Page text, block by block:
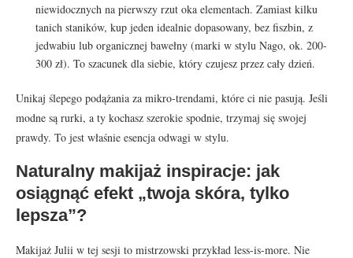
niewidocznych na pierwszy rzut oka elementach. Zamiast kilku
tanich staników, kup jeden idealnie dopasowany, bez fiszbin, z
jedwabiu lub organicznej bawełny (marki w stylu Nago, ok. 200-
300 zł). To szacunek dla siebie, który czujesz przez cały dzień.
Unikaj ślepego podążania za mikro-trendami, które ci nie pasują. Jeśli
modne są rurki, a ty kochasz szerokie spodnie, trzymaj się swojej
prawdy. To jest właśnie esencja odwagi w stylu.
Naturalny makijaż inspiracje: jak
osiągnąć efekt „twoja skóra, tylko
lepsza”?
Makijaż Julii w tej sesji to mistrzowski przykład less-is-more. Nie